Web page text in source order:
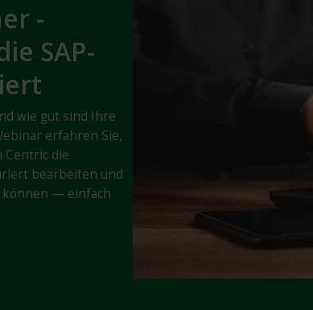
-
SAP-
wie gut sind Ihre
erfahren Sie,
Centric die
bearbeiten und
können — einfach